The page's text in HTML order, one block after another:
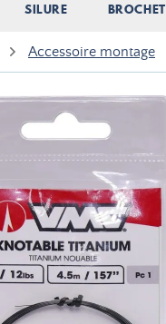
SILURE BROCHET
Accessoire montage